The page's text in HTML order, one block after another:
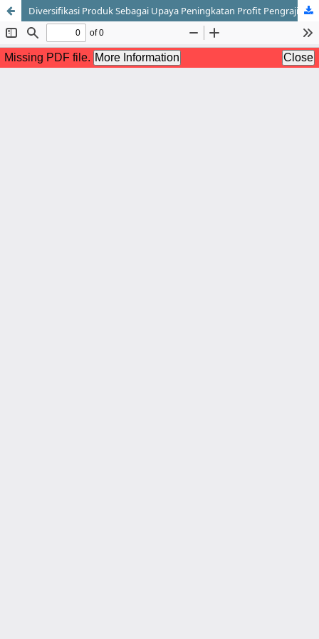
Diversifikasi Produk Sebagai Upaya Peningkatan Profit Pengrajin Kayu di Desa Kemenuh Gianyar Bali Pasca Pandemi Covid-19